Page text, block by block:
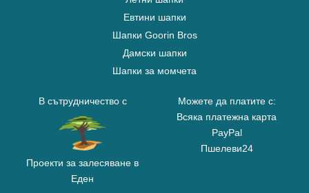
Евтини шапки
Шапки Goorin Bros
Дамски шапки
Шапки за момчета
В сътрудничество с
Проекти за залесяване в
Еден
Можете да платите с:
Всяка платежна карта
PayPal
Пшелеви24